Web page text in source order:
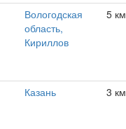
Вологодская
область,
Кириллов
5
Казань 3 км